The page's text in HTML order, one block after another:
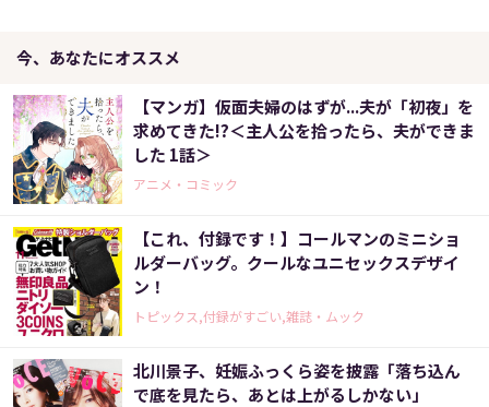
今、あなたにオススメ
【マンガ】仮面夫婦のはずが...夫が「初夜」を
求めてきた!?＜主人公を拾ったら、夫ができま
した 1話＞
アニメ・コミック
【これ、付録です！】コールマンのミニショ
ルダーバッグ。クールなユニセックスデザイ
ン！
トピックス,付録がすごい,雑誌・ムック
北川景子、妊娠ふっくら姿を披露「落ち込ん
で底を見たら、あとは上がるしかない」